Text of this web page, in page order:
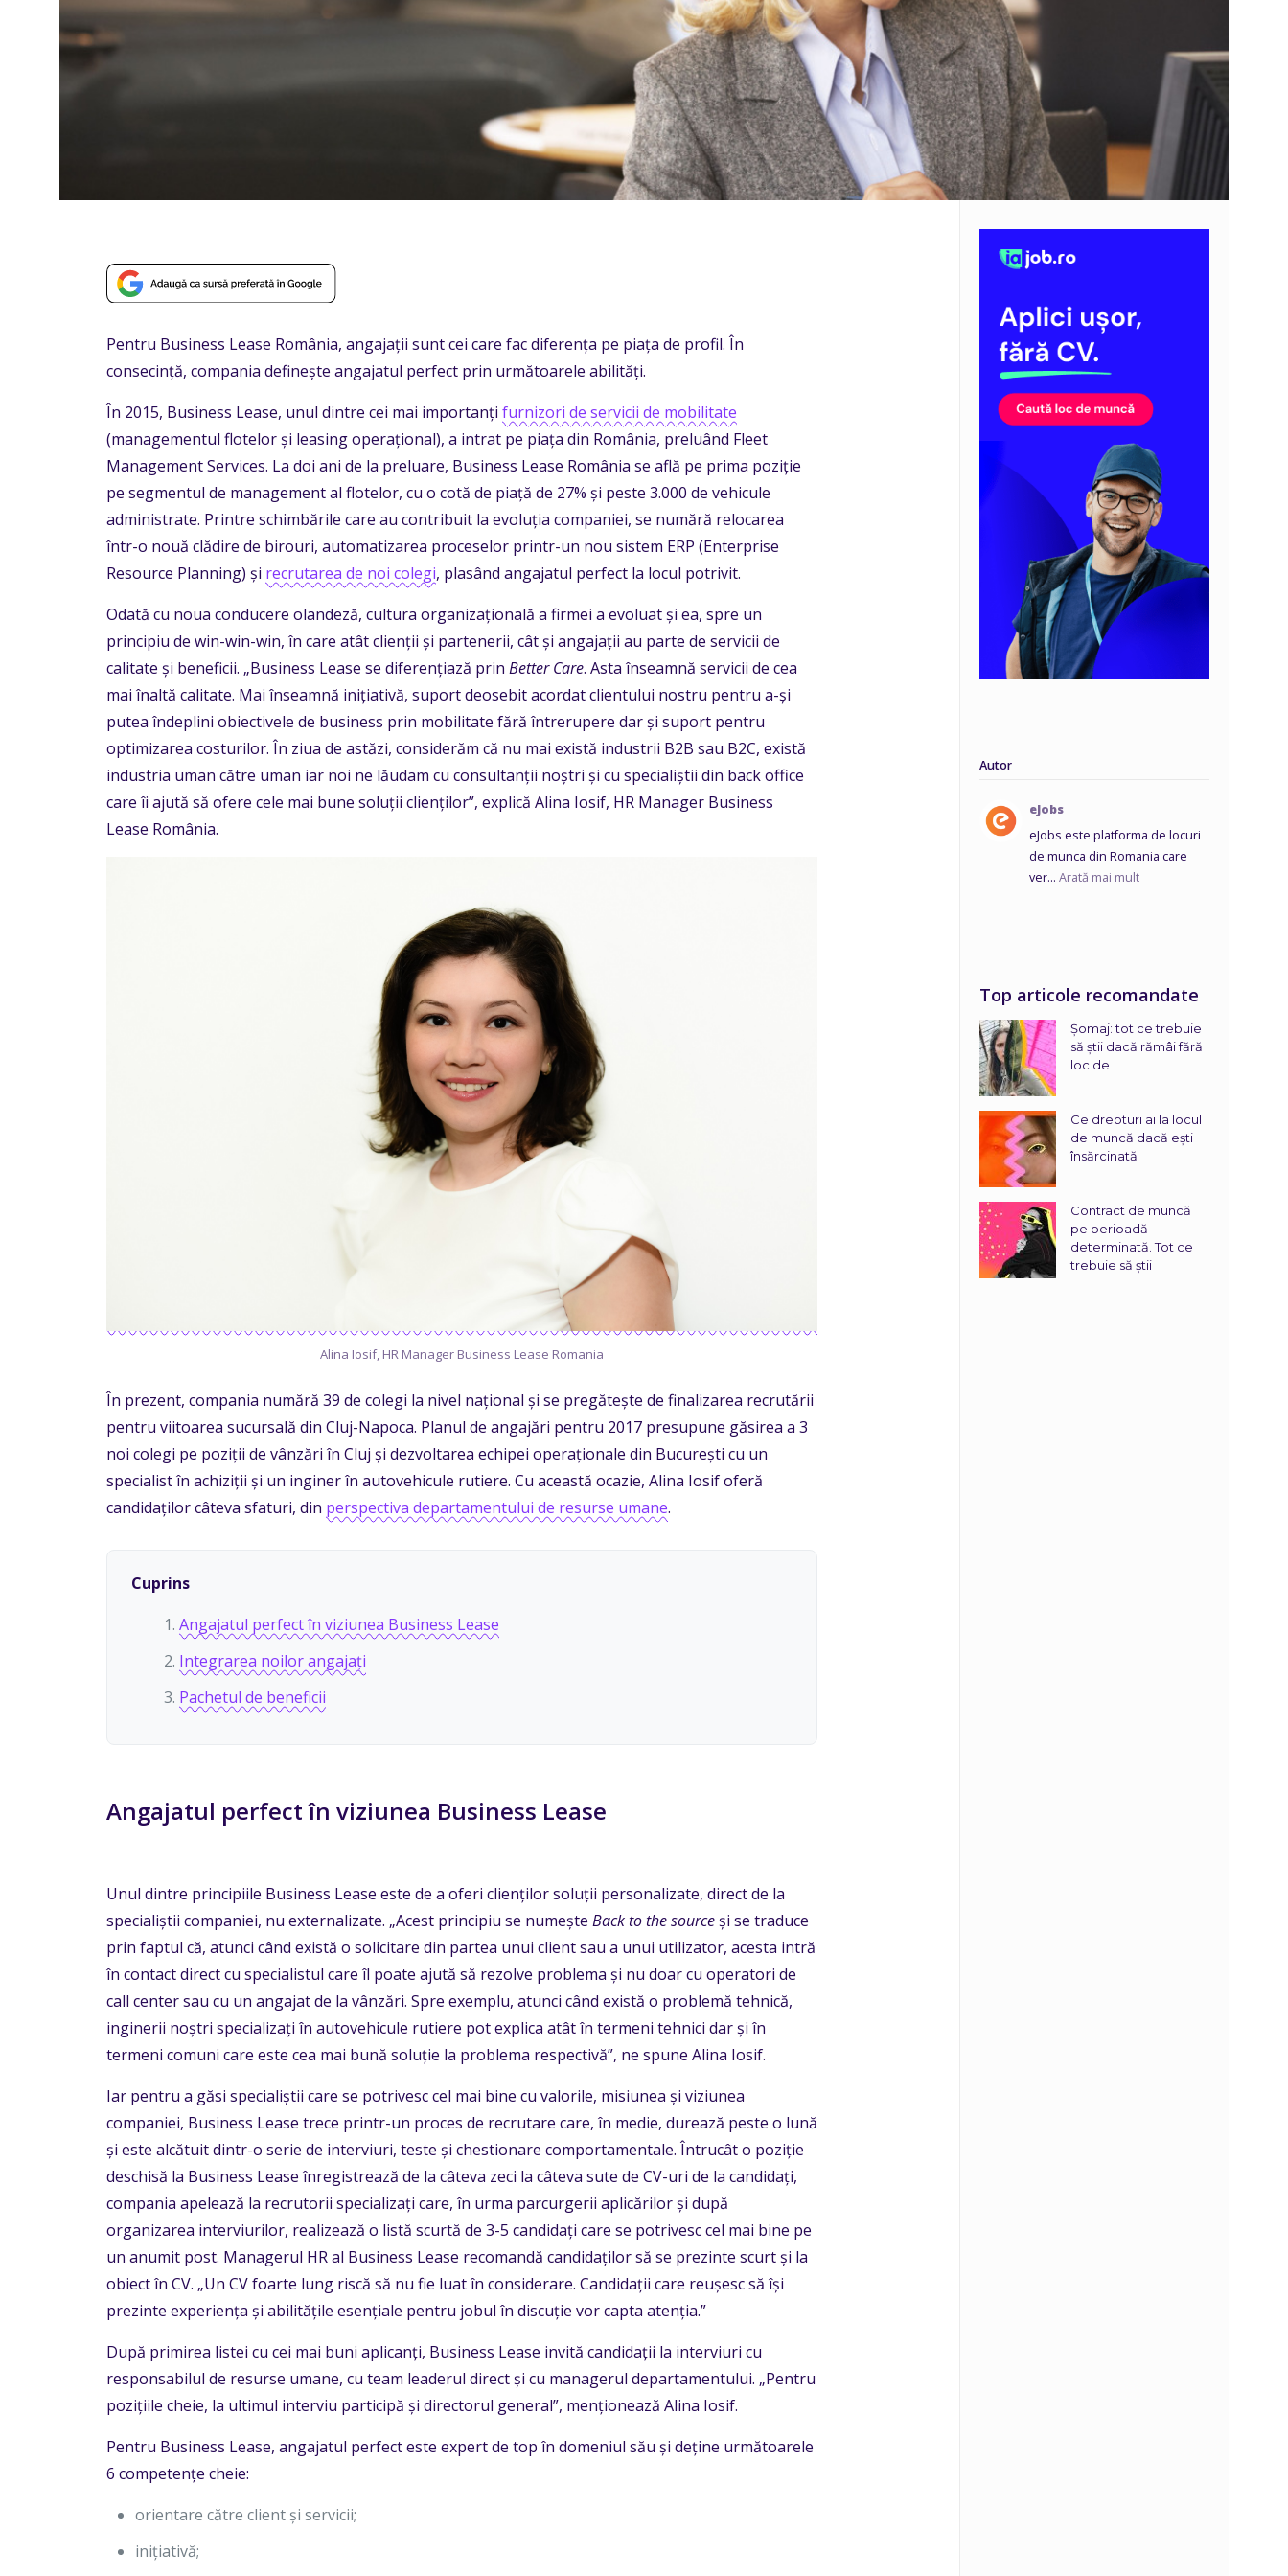
Pentru Business Lease România, angajații sunt cei care fac diferența pe piața de profil. În
consecință, compania definește angajatul perfect prin următoarele abilități.
În 2015, Business Lease, unul dintre cei mai importanți furnizori de servicii de mobilitate
(managementul flotelor și leasing operațional), a intrat pe piața din România, preluând Fleet
Management Services. La doi ani de la preluare, Business Lease România se află pe prima poziție
pe segmentul de management al flotelor, cu o cotă de piață de 27% și peste 3.000 de vehicule
administrate. Printre schimbările care au contribuit la evoluția companiei, se numără relocarea
într-o nouă clădire de birouri, automatizarea proceselor printr-un nou sistem ERP (Enterprise
Resource Planning) și recrutarea de noi colegi, plasând angajatul perfect la locul potrivit.
Odată cu noua conducere olandeză, cultura organizațională a firmei a evoluat și ea, spre un
principiu de win-win-win, în care atât clienții și partenerii, cât și angajații au parte de servicii de
calitate și beneficii. „Business Lease se diferențiază prin Better Care. Asta înseamnă servicii de cea
mai înaltă calitate. Mai înseamnă inițiativă, suport deosebit acordat clientului nostru pentru a-și
putea îndeplini obiectivele de business prin mobilitate fără întrerupere dar și suport pentru
optimizarea costurilor. În ziua de astăzi, considerăm că nu mai există industrii B2B sau B2C, există
industria uman către uman iar noi ne lăudam cu consultanții noștri și cu specialiștii din back office
care îi ajută să ofere cele mai bune soluții clienților”, explică Alina Iosif, HR Manager Business
Lease România.
Alina Iosif, HR Manager Business Lease Romania
În prezent, compania numără 39 de colegi la nivel național și se pregătește de finalizarea recrutării
pentru viitoarea sucursală din Cluj-Napoca. Planul de angajări pentru 2017 presupune găsirea a 3
noi colegi pe poziții de vânzări în Cluj și dezvoltarea echipei operaționale din București cu un
specialist în achiziții și un inginer în autovehicule rutiere. Cu această ocazie, Alina Iosif oferă
candidaților câteva sfaturi, din perspectiva departamentului de resurse umane.
Cuprins
Angajatul perfect în viziunea Business Lease
Integrarea noilor angajați
Pachetul de beneficii
Angajatul perfect în viziunea Business Lease
Unul dintre principiile Business Lease este de a oferi clienților soluții personalizate, direct de la
specialiștii companiei, nu externalizate. „Acest principiu se numește Back to the sourceși se traduce
prin faptul că, atunci când există o solicitare din partea unui client sau a unui utilizator, acesta intră
în contact direct cu specialistul care îl poate ajută să rezolve problema și nu doar cu operatori de
call center sau cu un angajat de la vânzări. Spre exemplu, atunci când există o problemă tehnică,
inginerii noștri specializați în autovehicule rutiere pot explica atât în termeni tehnici dar și în
termeni comuni care este cea mai bună soluție la problema respectivă”, ne spune Alina Iosif.
Iar pentru a găsi specialiștii care se potrivesc cel mai bine cu valorile, misiunea și viziunea
companiei, Business Lease trece printr-un proces de recrutare care, în medie, durează peste o lună
și este alcătuit dintr-o serie de interviuri, teste și chestionare comportamentale. Întrucât o poziție
deschisă la Business Lease înregistrează de la câteva zeci la câteva sute de CV-uri de la candidați,
compania apelează la recrutorii specializați care, în urma parcurgerii aplicărilor și după
organizarea interviurilor, realizează o listă scurtă de 3-5 candidați care se potrivesc cel mai bine pe
un anumit post. Managerul HR al Business Lease recomandă candidaților să se prezinte scurt și la
obiect în CV. „Un CV foarte lung riscă să nu fie luat în considerare. Candidații care reușesc să își
prezinte experiența și abilitățile esențiale pentru jobul în discuție vor capta atenția.”
După primirea listei cu cei mai buni aplicanți, Business Lease invită candidații la interviuri cu
responsabilul de resurse umane, cu team leaderul direct și cu managerul departamentului. „Pentru
pozițiile cheie, la ultimul interviu participă și directorul general”, menționează Alina Iosif.
Pentru Business Lease, angajatul perfect este expert de top în domeniul său și deține următoarele
6 competențe cheie:
orientare către client și servicii;
inițiativă;
Autor
eJobs
eJobs este platforma de locuri
de munca din Romania care
ver...Arată mai mult
Top articole recomandate
Șomaj: tot ce trebuie
să știi dacă rămâi fără
loc de
Ce drepturi ai la locul
de muncă dacă ești
însărcinată
Contract de muncă
pe perioadă
determinată. Tot ce
trebuie să știi